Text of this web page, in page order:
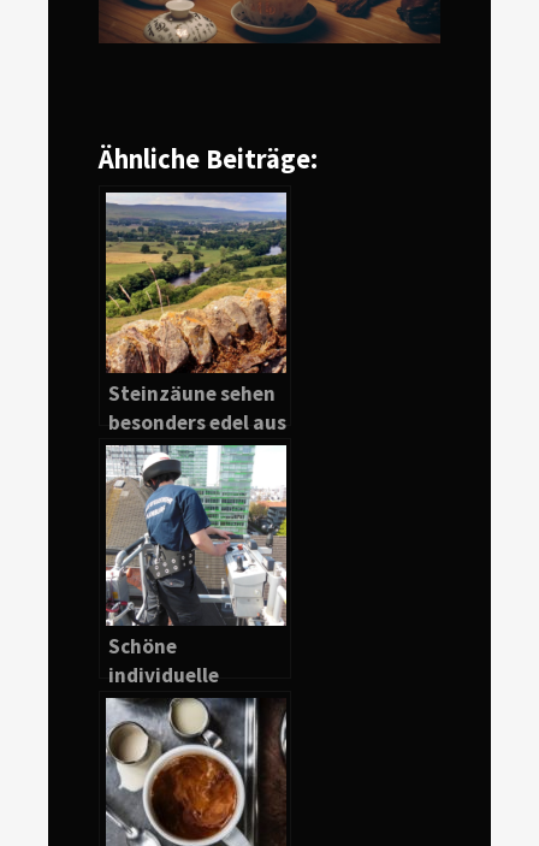
Ähnliche Beiträge:
Steinzäune sehen
besonders edel aus
Schöne
individuelle
Feuerwehr T Shirt
selbst gestalten